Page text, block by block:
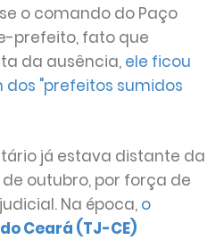
o comando do Paço
prefeito, fato que
da ausência, ele ficou
"prefeitos sumidos
já estava distante da
outubro, por força de
Na época, o
Ceará (TJ-CE)